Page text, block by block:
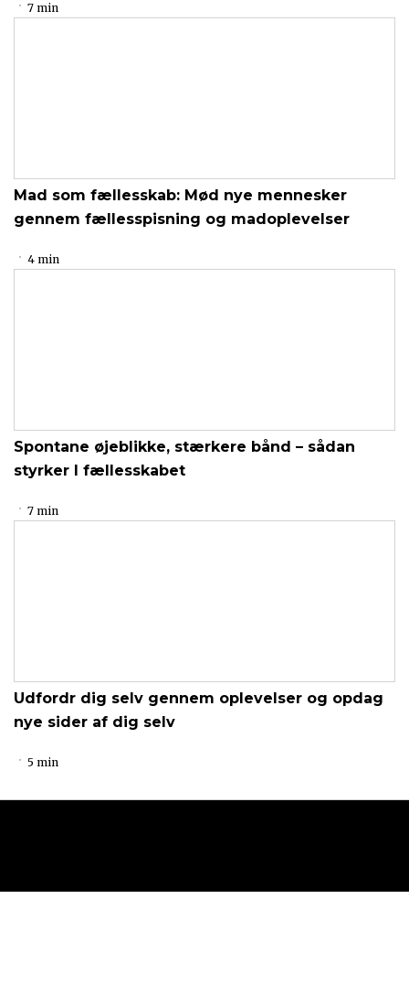
7 min
Mad som fællesskab: Mød nye mennesker
gennem fællesspisning og madoplevelser
4 min
Spontane øjeblikke, stærkere bånd – sådan
styrker I fællesskabet
7 min
Udfordr dig selv gennem oplevelser og opdag
nye sider af dig selv
5 min